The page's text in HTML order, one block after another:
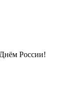
России!